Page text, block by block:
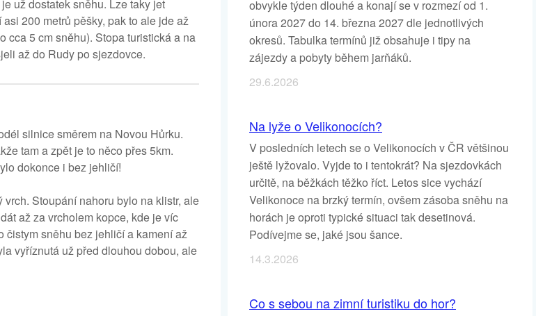
už dostatek sněhu. Lze taky jet
200 metrů pěšky, pak to ale jde až
cca 5 cm sněhu). Stopa turistická a na
až do Rudy po sjezdovce.
silnice směrem na Novou Hůrku.
tam a zpět je to něco přes 5km.
dokonce i bez jehličí!
Stoupání nahoru bylo na klistr, ale
až za vrcholem kopce, kde je víc
čistym sněhu bez jehličí a kamení až
vyříznutá už před dlouhou dobou, ale
obvykle týden dlouhé a konají se v rozmezí od 1.
února 2027 do 14. března 2027 dle jednotlivých
okresů. Tabulka termínů již obsahuje i tipy na
zájezdy a pobyty během jarňáků.
29.6.2026
Na lyže o Velikonocích?
V posledních letech se o Velikonocích v ČR většinou
ještě lyžovalo. Vyjde to i tentokrát? Na sjezdovkách
určitě, na běžkách těžko říct. Letos sice vychází
Velikonoce na brzký termín, ovšem zásoba sněhu na
horách je oproti typické situaci tak desetinová.
Podívejme se, jaké jsou šance.
14.3.2026
Co s sebou na zimní turistiku do hor?